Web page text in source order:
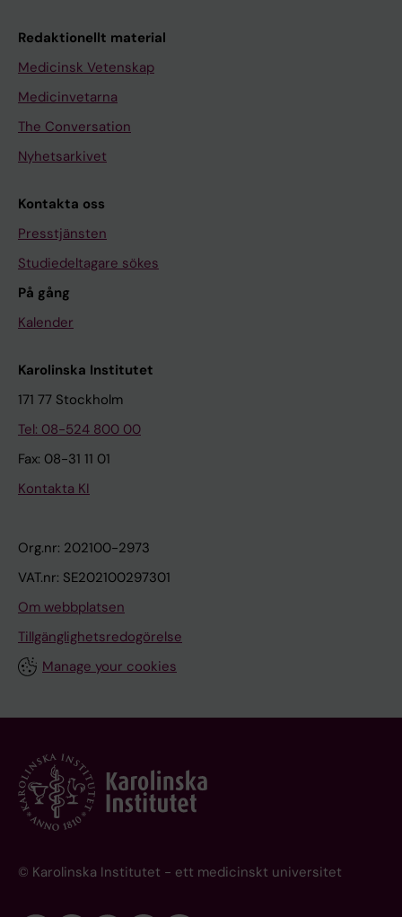
Redaktionellt material
Medicinsk Vetenskap
Medicinvetarna
The Conversation
Nyhetsarkivet
Kontakta oss
Presstjänsten
Studiedeltagare sökes
På gång
Kalender
Karolinska Institutet
171 77 Stockholm
Tel: 08-524 800 00
Fax: 08-31 11 01
Kontakta KI
Org.nr: 202100-2973
VAT.nr: SE202100297301
Om webbplatsen
Tillgänglighetsredogörelse
Manage your cookies
© Karolinska Institutet - ett medicinskt universitet